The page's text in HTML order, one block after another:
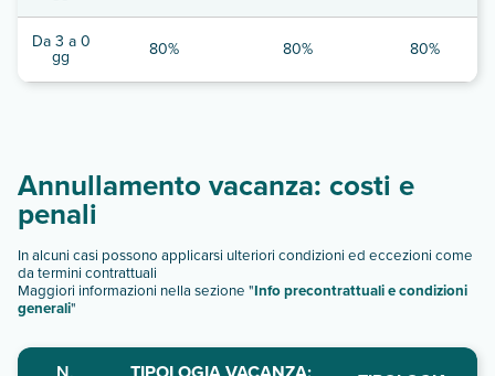
Da 3 a 0
gg 80% 80% 80%
Annullamento vacanza: costi e
penali
In alcuni casi possono applicarsi ulteriori condizioni ed eccezioni come
da termini contrattuali
Maggiori informazioni nella sezione "Info precontrattuali e condizioni
generali"